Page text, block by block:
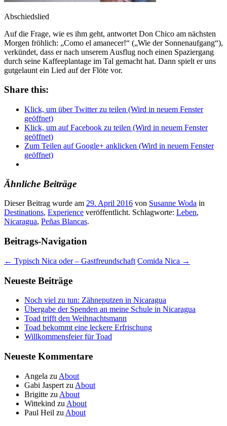
Abschiedslied
Auf die Frage, wie es ihm geht, antwortet Don Chico am nächsten
Morgen fröhlich: „Como el amanecer!“ („Wie der Sonnenaufgang“),
verkündet, dass er nach unserem Ausflug noch einen Spaziergang
durch seine Kaffeeplantage im Tal gemacht hat. Dann spielt er uns
gutgelaunt ein Lied auf der Flöte vor.
Share this:
Klick, um über Twitter zu teilen (Wird in neuem Fenster
geöffnet)
Klick, um auf Facebook zu teilen (Wird in neuem Fenster
geöffnet)
Zum Teilen auf Google+ anklicken (Wird in neuem Fenster
geöffnet)
Ähnliche Beiträge
Dieser Beitrag wurde am 29. April 2016 von Susanne Woda in
Destinations, Experience veröffentlicht. Schlagworte: Leben,
Nicaragua, Peñas Blancas.
Beitrags-Navigation
← Typisch Nica oder – Gastfreundschaft Comida Nica →
Neueste Beiträge
Noch viel zu tun: Zähneputzen in Nicaragua
Übergabe der Spenden an meine Schule in Nicaragua
Toad trifft den Weihnachtsmann
Toad bekommt eine leckere Erfrischung
Willkommensfeier für Toad
Neueste Kommentare
Angela zu About
Gabi Jaspert zu About
Brigitte zu About
Wittekind zu About
Paul Heil zu About